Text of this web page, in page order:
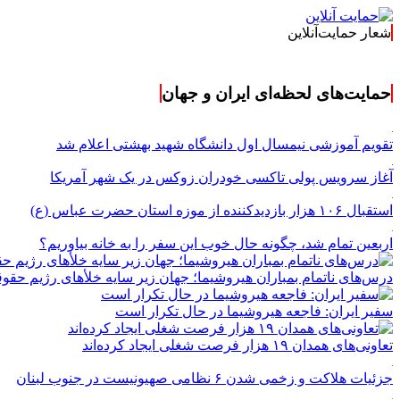
شعار حمایت‌آنلاین
حمایت‌های لحظه‌ای ایران و جهان
تقویم آموزشی نیمسال اول دانشگاه شهید بهشتی اعلام شد
آغاز سرویس پولی تاکسی خودران زوکس در یک شهر آمریکا
استقبال ۱۰۶ هزار بازدیدکننده از موزه استان حضرت عباس (ع)
اربعین تمام شد، چگونه حال خوب این سفر را به خانه بیاوریم؟
درس‌های ناتمام بمباران هیروشیما؛ جهان زیر سایه خلأ‌های رژیم
سفیر ایران: فاجعه هیروشیما در حال تکرار است
تعاونی‌های همدان ۱۹ هزار فرصت شغلی ایجاد کرده‌اند
جزئیات هلاکت و زخمی شدن ۶ نظامی صهیونیست در جنوب لبنان